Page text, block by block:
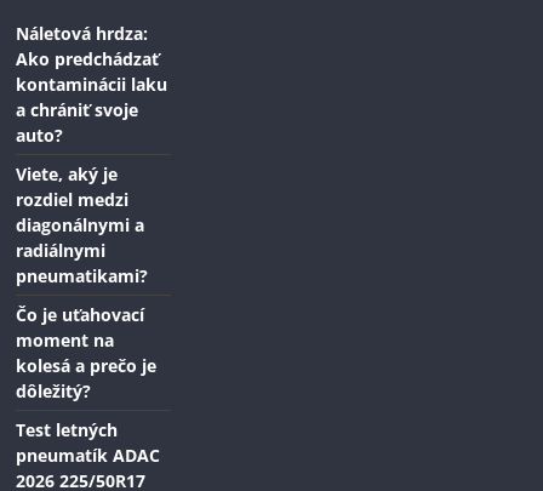
Náletová hrdza:
Ako predchádzať
kontaminácii laku
a chrániť svoje
auto?
Viete, aký je
rozdiel medzi
diagonálnymi a
radiálnymi
pneumatikami?
Čo je uťahovací
moment na
kolesá a prečo je
dôležitý?
Test letných
pneumatík ADAC
2026 225/50R17